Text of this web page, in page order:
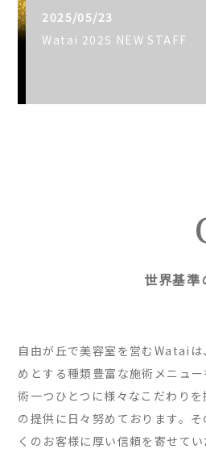
2025/05/23
Watai 2025 NEW STAFF
世界基準
自由が丘で美容室を営むWataiは
めとする種類豊富な施術メニュ
術一つひとつに様々なこだわり
の提供に日々努めております。
くのお客様に厚い信頼を寄せてい